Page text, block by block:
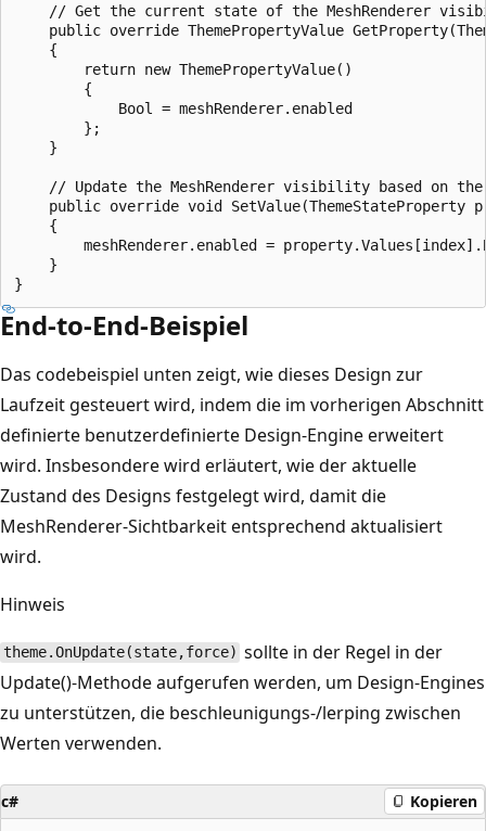
// Get the current state of the MeshRenderer
public override ThemePropertyValue
    {
        return new ThemePropertyValue()
        {
            Bool = meshRenderer.enabled
        };
    }
// Update the MeshRenderer visibility based on
public override void SetValue(ThemeStateProperty
    {
meshRenderer.enabled =
    }
End-to-End-Beispiel
Das codebeispiel unten zeigt, wie dieses Design zur
Laufzeit gesteuert wird, indem die im vorherigen Abschnitt
definierte benutzerdefinierte Design-Engine erweitert
wird. Insbesondere wird erläutert, wie der aktuelle
Zustand des Designs festgelegt wird, damit die
MeshRenderer-Sichtbarkeit entsprechend aktualisiert
wird.
Hinweis
theme.OnUpdate(state,force) sollte in der Regel in der
Update()-Methode aufgerufen werden, um Design-Engines
zu unterstützen, die beschleunigungs-/lerping zwischen
Werten verwenden.
c# Kopieren